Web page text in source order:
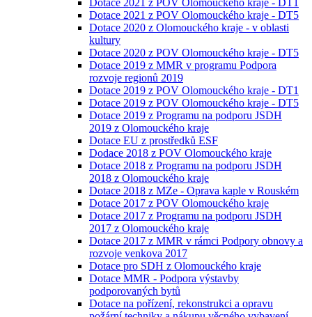
Dotace 2021 z POV Olomouckého kraje - DT1
Dotace 2021 z POV Olomouckého kraje - DT5
Dotace 2020 z Olomouckého kraje - v oblasti
kultury
Dotace 2020 z POV Olomouckého kraje - DT5
Dotace 2019 z MMR v programu Podpora
rozvoje regionů 2019
Dotace 2019 z POV Olomouckého kraje - DT1
Dotace 2019 z POV Olomouckého kraje - DT5
Dotace 2019 z Programu na podporu JSDH
2019 z Olomouckého kraje
Dotace EU z prostředků ESF
Dodace 2018 z POV Olomouckého kraje
Dotace 2018 z Programu na podporu JSDH
2018 z Olomouckého kraje
Dotace 2018 z MZe - Oprava kaple v Rouském
Dotace 2017 z POV Olomouckého kraje
Dotace 2017 z Programu na podporu JSDH
2017 z Olomouckého kraje
Dotace 2017 z MMR v rámci Podpory obnovy a
rozvoje venkova 2017
Dotace pro SDH z Olomouckého kraje
Dotace MMR - Podpora výstavby
podporovaných bytů
Dotace na pořízení, rekonstrukci a opravu